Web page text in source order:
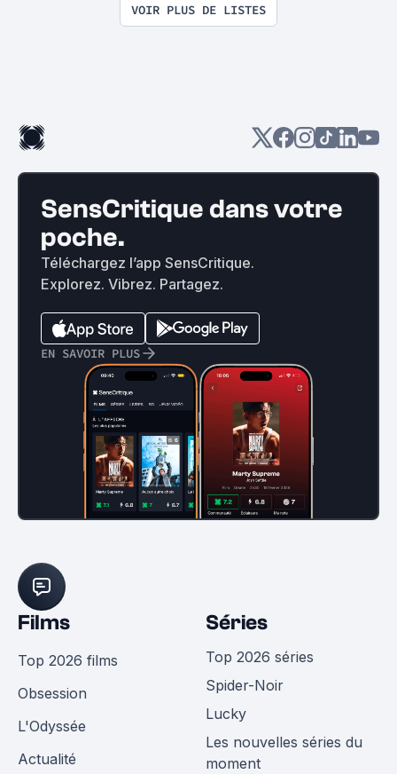
VOIR PLUS DE LISTES
SensCritique dans votre
poche.
Téléchargez l’app SensCritique.
Explorez. Vibrez. Partagez.
EN SAVOIR PLUS
Films
Top 2026 films
Obsession
L'Odyssée
Actualité
Séries
Top 2026 séries
Spider-Noir
Lucky
Les nouvelles séries du
moment